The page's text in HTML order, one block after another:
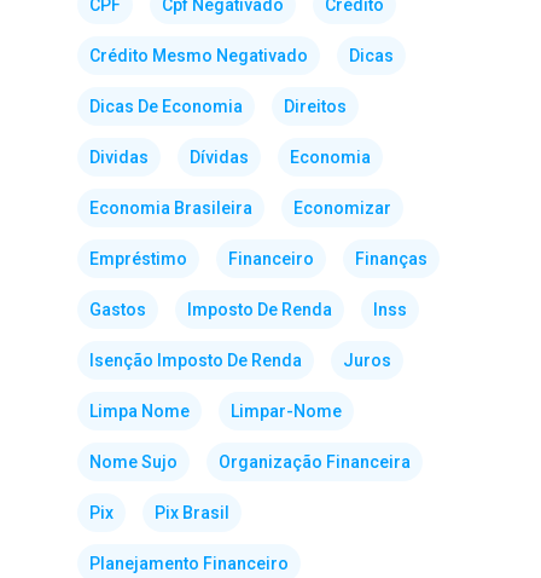
CPF Cpf Negativado Crédito
Crédito Mesmo Negativado Dicas
Dicas De Economia Direitos
Dividas Dívidas Economia
Economia Brasileira Economizar
Empréstimo Financeiro Finanças
Gastos Imposto De Renda Inss
Isenção Imposto De Renda Juros
Limpa Nome Limpar-Nome
Nome Sujo Organização Financeira
Pix Pix Brasil
Planejamento Financeiro